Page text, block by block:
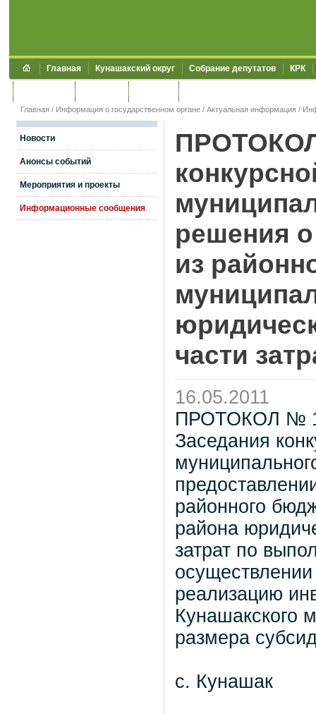
Главная Кунашакский округ Собрание депутатов КРК
Главная / Информация о государственном органе / Актуальная информация /
Новости
Анонсы событий
Мероприятия и проекты
Информационные сообщения
решения
из
части
16.05.2011
ПРОТОКОЛ №
Заседания
районного
района
затрат по
реализацию
Кунашакского
размера
с.